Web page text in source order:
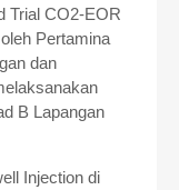
Trial CO2-EOR
Pertamina
dan
B Lapangan
Injection di